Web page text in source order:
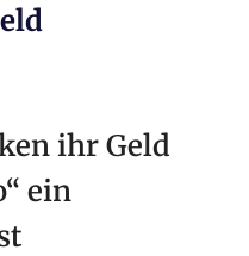
ihr Geld
ein